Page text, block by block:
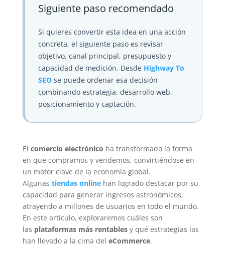
Siguiente paso recomendado
Si quieres convertir esta idea en una acción
concreta, el siguiente paso es revisar
objetivo, canal principal, presupuesto y
capacidad de medición. Desde Highway To
SEOse puede ordenar esa decisión
combinando estrategia, desarrollo web,
posicionamiento y captación.
El comercio electrónico ha transformado la forma
en que compramos y vendemos, convirtiéndose en
un motor clave de la economía global.
Algunas tiendas onlinehan logrado destacar por su
capacidad para generar ingresos astronómicos,
atrayendo a millones de usuarios en todo el mundo.
En este artículo, exploraremos cuáles son
las plataformas más rentablesy qué estrategias las
han llevado a la cima del eCommerce.